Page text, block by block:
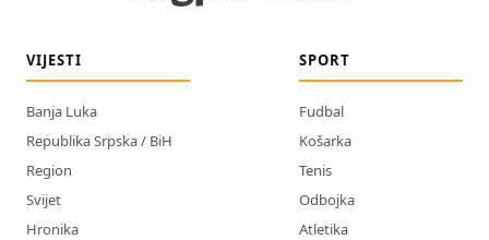
VIJESTI
Banja Luka
Republika Srpska / BiH
Region
Svijet
Hronika
SPORT
Fudbal
Košarka
Tenis
Odbojka
Atletika